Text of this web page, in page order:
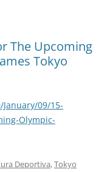
The Upcoming
Tokyo
09/15-
Olympic-
Deportiva,Tokyo